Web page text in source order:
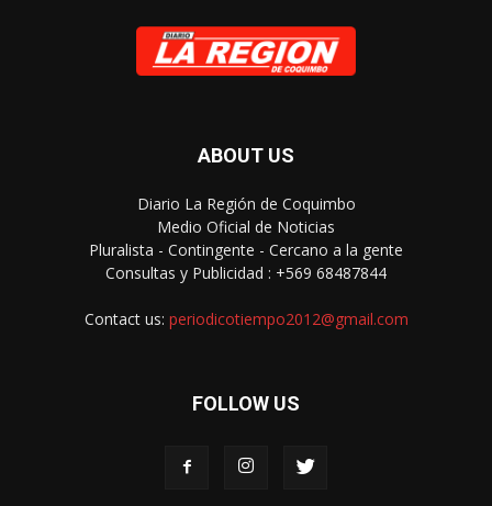
ABOUT US
Diario La Región de Coquimbo
Medio Oficial de Noticias
Pluralista - Contingente - Cercano a la gente
Consultas y Publicidad : +569 68487844
Contact us: periodicotiempo2012@gmail.com
FOLLOW US